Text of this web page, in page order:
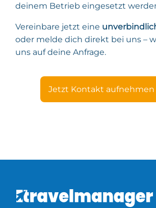
deinem Betrieb eingesetzt
Vereinbare jetzt eine
oder melde dich direkt bei uns –
uns auf deine Anfrage.
Jetzt Kontakt aufnehmen